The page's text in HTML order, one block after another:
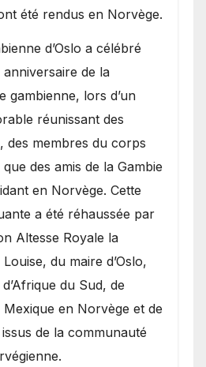
été rendus en Norvège.
d’Oslo a célébré
de la
gambienne, lors d’un
réunissant des
des membres du corps
des amis de la Gambie
en Norvège. Cette
a été réhaussée par
Altesse Royale la
du maire d’Oslo,
du Sud, de
Mexique en Norvège et de
de la communauté